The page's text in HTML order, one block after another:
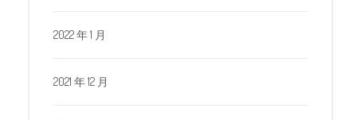
2022 年 1 月
2021 年 12 月